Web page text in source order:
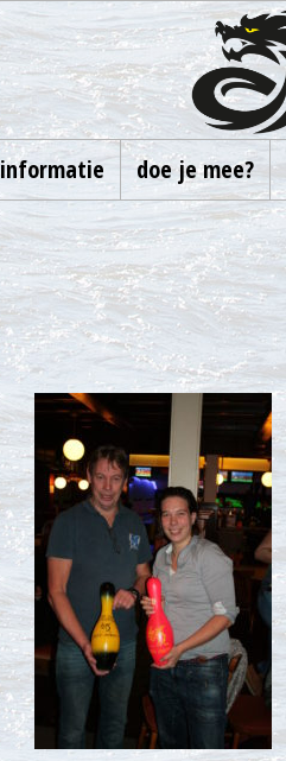
informatie doe je mee?